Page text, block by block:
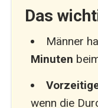
Das
Männer
Minuten
wenn die